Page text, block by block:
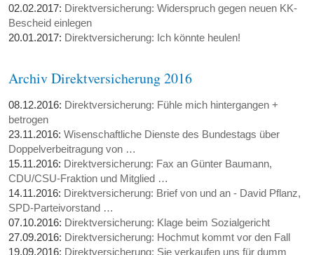
02.02.2017: Direktversicherung: Widerspruch gegen neuen KK-
Bescheid einlegen
20.01.2017: Direktversicherung: Ich könnte heulen!
Archiv Direktversicherung 2016
08.12.2016: Direktversicherung: Fühle mich hintergangen +
betrogen
23.11.2016:Wisenschaftliche Dienste des Bundestags über
Doppelverbeitragung von …
15.11.2016: Direktversicherung: Fax an Günter Baumann,
CDU/CSU-Fraktion und Mitglied …
14.11.2016: Direktversicherung: Brief von und an - David Pflanz,
SPD-Parteivorstand …
07.10.2016: Direktversicherung: Klage beim Sozialgericht
27.09.2016: Direktversicherung: Hochmut kommt vor den Fall
19.09.2016: Direktversicherung: Sie verkaufen uns für dumm